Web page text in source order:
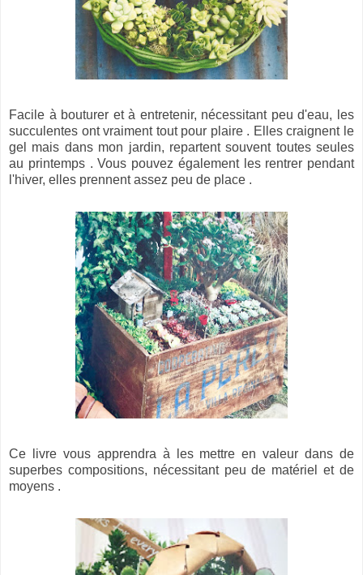
Facile à bouturer et à entretenir, nécessitant peu d'eau, les
succulentes ont vraiment tout pour plaire . Elles craignent le
gel mais dans mon jardin, repartent souvent toutes seules
au printemps . Vous pouvez également les rentrer pendant
l'hiver, elles prennent assez peu de place .
Ce livre vous apprendra à les mettre en valeur dans de
superbes compositions, nécessitant peu de matériel et de
moyens .